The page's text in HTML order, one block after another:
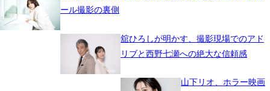
ール撮影の裏側
舘ひろしが明かす、撮影現場でのアド
リブと西野七瀬への絶大な信頼感
山下リオ、ホラー映画